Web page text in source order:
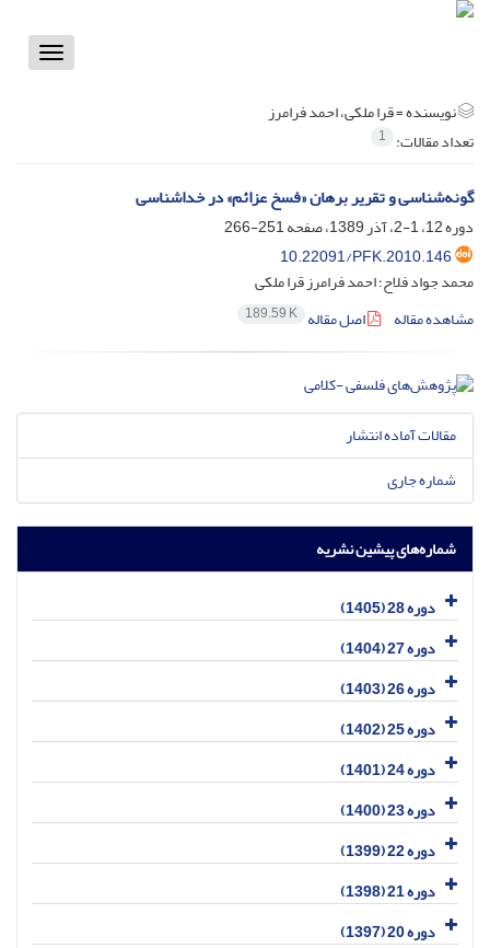
Toggle
نویسنده =قرا ملکی، احمد فرامرز
تعداد مقالات: 1
گونه‌شناسی و تقریر برهان «فسخ عزائم» در خداشناسی
دوره 12، 1-2، آذر 1389، صفحه
251-266
10.22091/PFK.2010.146
محمد جواد فلاح؛ احمد فرامرز قرا ملکی
مشاهده مقاله
اصل مقاله 189.59 K
مقالات آماده انتشار
شماره جاری
شماره‌های پیشین نشریه
دوره 28 (1405)
دوره 27 (1404)
دوره 26 (1403)
دوره 25 (1402)
دوره 24 (1401)
دوره 23 (1400)
دوره 22 (1399)
دوره 21 (1398)
دوره 20 (1397)